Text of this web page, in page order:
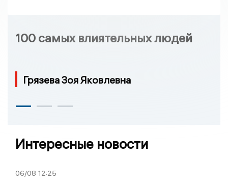
100 самых влиятельных людей
Грязева Зоя Яковлевна
Интересные новости
06/08 12:25